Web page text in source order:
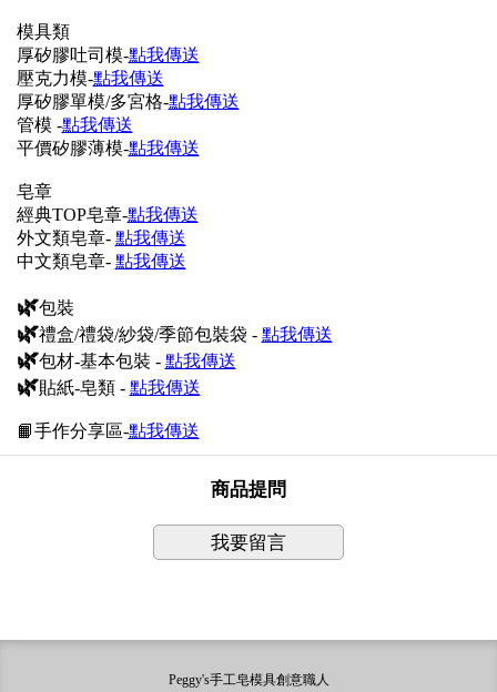
模具類
厚矽膠吐司模-點我傳送
壓克力模-點我傳送
厚矽膠單模/多宮格-點我傳送
管模 -點我傳送
平價矽膠薄模-點我傳送
皂章
經典TOP皂章-點我傳送
外文類皂章- 點我傳送
中文類皂章- 點我傳送
🌿包裝
🌿禮盒/禮袋/紗袋/季節包裝袋 - 點我傳送
🌿包材-基本包裝 - 點我傳送
🌿貼紙-皂類 - 點我傳送
📙手作分享區-點我傳送
商品提問
我要留言
Peggy's手工皂模具創意職人